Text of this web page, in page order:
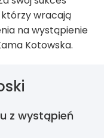
wracają
na wystąpienie
Kotowska.
z wystąpień